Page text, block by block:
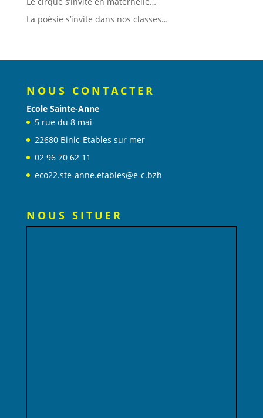
La poésie s’invite dans nos classes…
NOUS CONTACTER
Ecole Sainte-Anne
5 rue du 8 mai
22680 Binic-Etables sur mer
02 96 70 62 11
eco22.ste-anne.etables@e-c.bzh
NOUS SITUER